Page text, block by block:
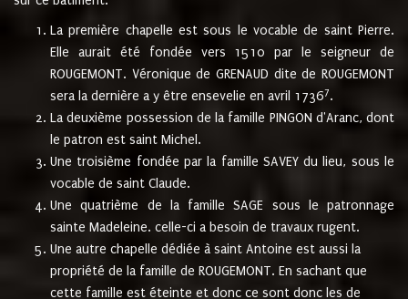
La première chapelle est sous le vocable de saint Pierre.
Elle aurait été fondée vers 1510 par le seigneur de
ROUGEMONT. Véronique de GRENAUD dite de ROUGEMONT
sera la dernière a y être ensevelie en avril 17367.
La deuxième possession de la famille PINGON d'Aranc, dont
le patron est saint Michel.
Une troisième fondée par la famille SAVEY du lieu, sous le
vocable de saint Claude.
Une quatrième de la famille SAGE sous le patronnage
sainte Madeleine. celle-ci a besoin de travaux rugent.
Une autre chapelle dédiée à saint Antoine est aussi la
propriété de la famille de ROUGEMONT. En sachant que
cette famille est éteinte et donc ce sont donc les de